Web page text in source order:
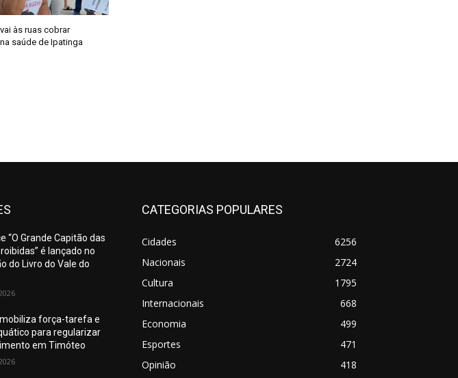
às ruas cobrar
saúde de Ipatinga
“O Grande Capitão das
é lançado no
do Livro do Vale do
força-tarefa e
para regularizar
em Timóteo
CATEGORIAS POPULARES
Cidades
6256
Nacionais
2724
Cultura
1795
Internacionais
668
Economia
499
Esportes
471
Opinião
418